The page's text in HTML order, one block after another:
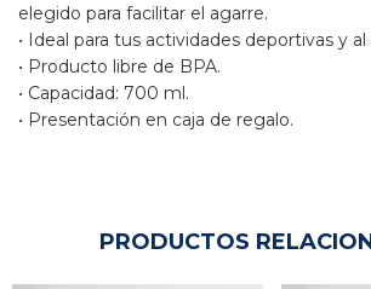
elegido para facilitar el agarre.
• Ideal para tus actividades deportivas y al
• Producto libre de BPA.
• Capacidad: 700 ml.
• Presentación en caja de regalo.
PRODUCTOS